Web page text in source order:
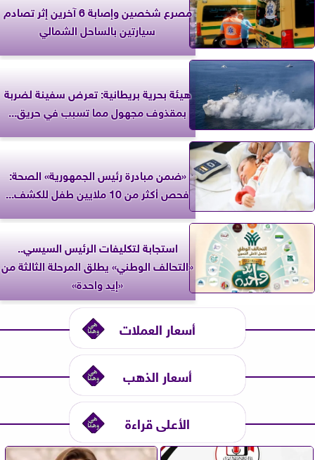
مصرع شخصين وإصابة 6 آخرين إثر تصادم
سيارتين بالساحل الشمالي
‎هيئة بحرية بريطانية: تعرض سفينة لضربة
بمقذوف مجهول مما تسبب في حريق...
«ضمن مبادرة رئيس الجمهورية» الصحة:
فحص أكثر من 10 ملايين طفل للكشف...
استجابة لتكليفات الرئيس السيسي..
«التحالف الوطني» يطلق المرحلة الثالثة من
«إيد واحدة»
أسعار العملات
أسعار الذهب
الأعلى قراءة